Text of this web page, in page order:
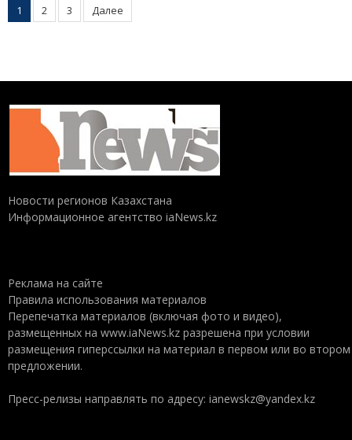
Пагинация
1 2 3 Далее
Новости регионов Казахстана
Информационное агентство iaNews.kz
Реклама на сайте
Правила использования материалов
Перепечатка материалов (включая фото и видео),
размещенных на www.iaNews.kz разрешена при условии
размещения гиперссылки на материал в первом или во втором
предложении.
Пресс-релизы направлять по адресу: ianewskz@yandex.kz